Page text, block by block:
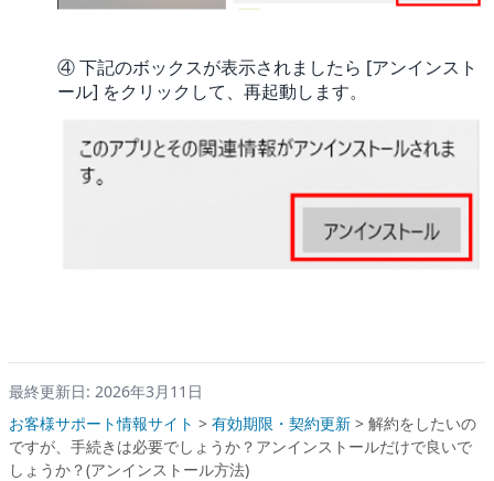
④ 下記のボックスが表示されましたら [アンインスト
ール] をクリックして、再起動します。
最終更新日: 2026年3月11日
お客様サポート情報サイト > 有効期限・契約更新 > 解約をしたいの
ですが、手続きは必要でしょうか？アンインストールだけで良いで
しょうか？(アンインストール方法)